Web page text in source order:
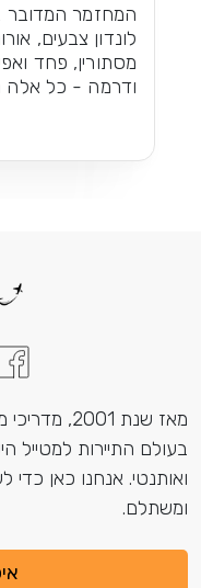
המחזמר המדובר
לונדון צבעים,
מסתורין, פחד
ודרמה - כל אלה
מאז שנת
בעולם התיירות למטייל
ואותנטי. אנחנו כאן כדי
ומשתלם.